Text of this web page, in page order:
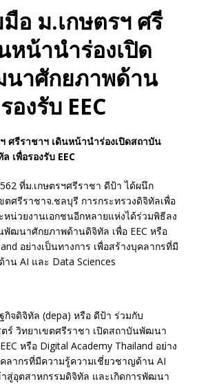
อ ม.เกษตรฯ ศรี
หน้านำร่องเปิด
าศักยภาพด้าน
งรับ EEC
ศรีราชาฯ เดินหน้านำร่องเปิดสถาบัน
เพื่อรองรับ EEC
ที่ม.เกษตรฯศรีราชา ดีป้า ได้ผนึก
ตศรีราชาจ.ชลบุรี การกระทรวงดิจิทัลเพื่อ
หน่วยงานเอกชนอีกหลายแห่งได้ร่วมพิธีลง
ฒนาศักยภาพด้านดิจิทัล เพื่อ EEC หรือ
อย่างเป็นทางการ เพื่อสร้างบุคลากรที่มี
น AI และ Data Sciences
กิจดิจิทัล (depa) หรือ ดีป้า ร่วมกับ
ร์ วิทยาเขตศรีราชา เปิดสถาบันพัฒนา
หรือ Digital Academy Thailand อย่าง
คลากรที่มีความรู้ความเชี่ยวชาญด้าน AI
าสู่อุตสาหกรรมดิจิทัล และเกิดการพัฒนา